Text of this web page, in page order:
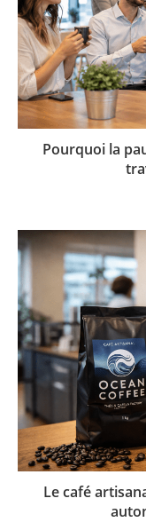
Pourquoi la
Le café